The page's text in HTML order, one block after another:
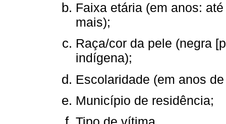
Faixa etária (em anos:
mais);
Raça/cor da pele (negra
indígena);
Escolaridade (em anos
Município de residência;